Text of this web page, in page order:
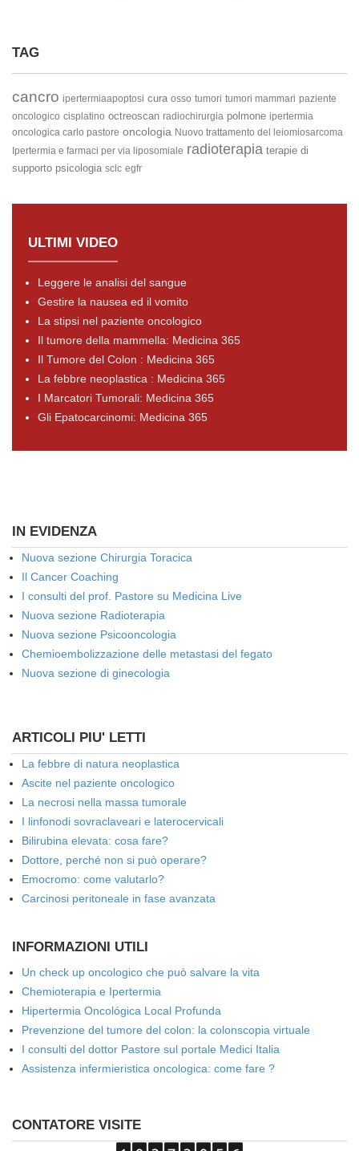
TAG
cancro ipertermiaapoptosi cura osso tumori tumori mammari paziente
oncologico cisplatino octreoscan radiochirurgia polmone ipertermia
oncologica carlo pastore oncologia Nuovo trattamento del leiomiosarcoma
Ipertermia e farmaci per via liposomiale radioterapia terapie di
supporto psicologia sclc egfr
ULTIMI VIDEO
Leggere le analisi del sangue
Gestire la nausea ed il vomito
La stipsi nel paziente oncologico
Il tumore della mammella: Medicina 365
Il Tumore del Colon : Medicina 365
La febbre neoplastica : Medicina 365
I Marcatori Tumorali: Medicina 365
Gli Epatocarcinomi: Medicina 365
IN EVIDENZA
Nuova sezione Chirurgia Toracica
Il Cancer Coaching
I consulti del prof. Pastore su Medicina Live
Nuova sezione Radioterapia
Nuova sezione Psicooncologia
Chemioembolizzazione delle metastasi del fegato
Nuova sezione di ginecologia
ARTICOLI PIU' LETTI
La febbre di natura neoplastica
Ascite nel paziente oncologico
La necrosi nella massa tumorale
I linfonodi sovraclaveari e laterocervicali
Bilirubina elevata: cosa fare?
Dottore, perché non si può operare?
Emocromo: come valutarlo?
Carcinosi peritoneale in fase avanzata
INFORMAZIONI UTILI
Un check up oncologico che può salvare la vita
Chemioterapia e Ipertermia
Hipertermia Oncológica Local Profunda
Prevenzione del tumore del colon: la colonscopia virtuale
I consulti del dottor Pastore sul portale Medici Italia
Assistenza infermieristica oncologica: come fare ?
CONTATORE VISITE